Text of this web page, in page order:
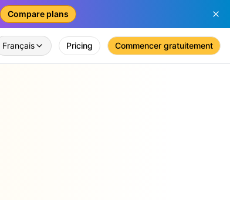
Compare plans
Français Pricing Commencer gratuitement